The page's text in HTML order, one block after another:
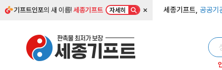
기프트인포의 새 이름!세종기프트 자세히 × 세종기프트, 공공기